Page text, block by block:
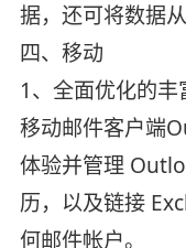
据，还可将数据
四、移动
1、全面优化的
移动邮件客户端
体验并管理
历，以及链接
何邮件帐户。